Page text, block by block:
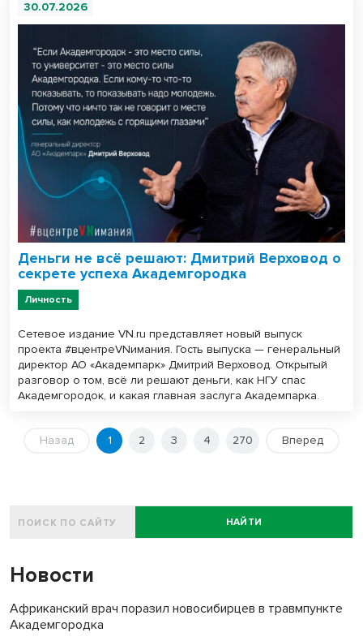
30.07.2026
Деньги не всё решают: Дмитрий Верховод о
секрете успеха Академгородка
Личность
Сетевое издание VN.ru представляет новый выпуск
проекта #вцентреVNимания. Гость выпуска — генеральный
директор АО «Академпарк» Дмитрий Верховод. Открытый
разговор о том, всё ли решают деньги, как НГУ спас
Академгородок, и какая главная заслуга Академпарка.
Назад 1 2 3 4 270 Вперед
НАЙТИ
Новости
Африканский врач поразил новосибирцев в травмпункте
Академгородка